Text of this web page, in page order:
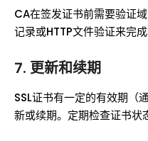
CA在签发证书前需要验证
记录或HTTP文件验证来完成
7. 更新和续期
SSL证书有一定的有效期（
新或续期。定期检查证书状